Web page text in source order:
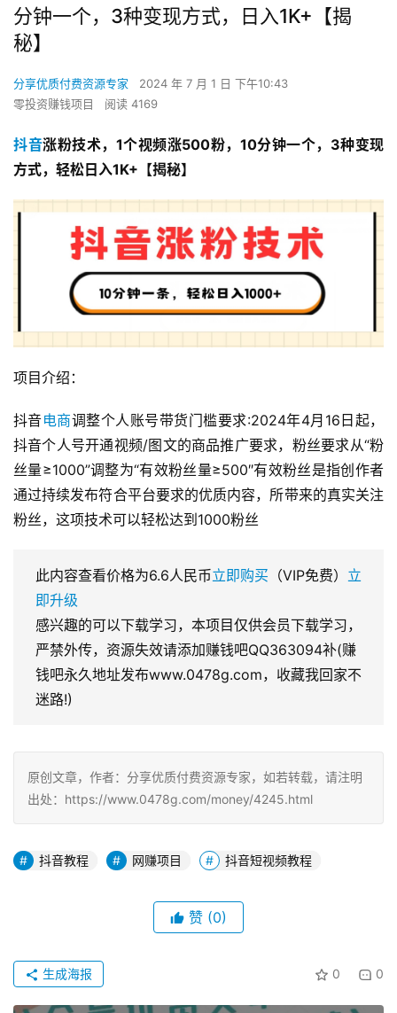
分钟一个，3种变现方式，日入1K+【揭
秘】
分享优质付费资源专家
2024 年 7 月 1 日 下午10:43
零投资赚钱项目
阅读 4169
抖音涨粉技术，1个视频涨500粉，10分钟一个，3种变现
方式，轻松日入1K+【揭秘】
项目介绍：
抖音电商调整个人账号带货门槛要求:2024年4月16日起，
抖音个人号开通视频/图文的商品推广要求，粉丝要求从“粉
丝量≥1000”调整为“有效粉丝量≥500″有效粉丝是指创作者
通过持续发布符合平台要求的优质内容，所带来的真实关注
粉丝，这项技术可以轻松达到1000粉丝
此内容查看价格为6.6人民币立即购买 （VIP免费） 立
即升级
感兴趣的可以下载学习，本项目仅供会员下载学习，
严禁外传，资源失效请添加赚钱吧QQ363094补(赚
钱吧永久地址发布www.0478g.com，收藏我回家不
迷路!)
原创文章，作者：分享优质付费资源专家，如若转载，请注明
出处：https://www.0478g.com/money/4245.html
抖音教程 网赚项目 抖音短视频教程
赞 (0)
0 0
生成海报